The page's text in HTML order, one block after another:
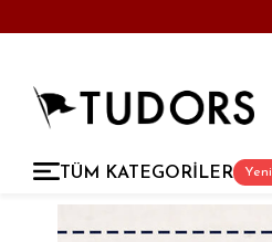
Yeni
TÜM KATEGORİLER